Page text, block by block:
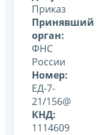
Приказ
Принявший
орган:
ФНС
России
Номер:
ЕД-7-
21/156@
КНД:
1114609